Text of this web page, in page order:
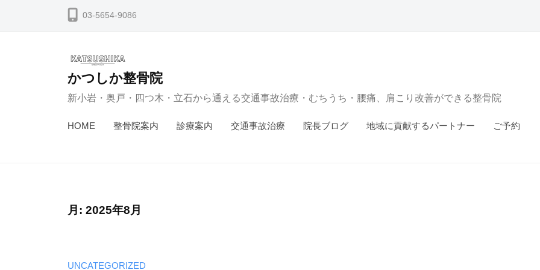
03-5654-9086
かつしか整骨院
新小岩・奥戸・四つ木・立石から通える交通事故治療・むちうち・腰痛、肩こり改善ができる整骨院
HOME 整骨院案内 診療案内 交通事故治療 院長ブログ 地域に貢献するパートナー ご予約
月: 2025年8月
UNCATEGORIZED